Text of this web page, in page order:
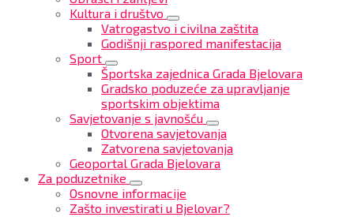
Kultura i društvo
Vatrogastvo i civilna zaštita
Godišnji raspored manifestacija
Sport
Športska zajednica Grada Bjelovara
Gradsko poduzeće za upravljanje
sportskim objektima
Savjetovanje s javnošću
Otvorena savjetovanja
Zatvorena savjetovanja
Geoportal Grada Bjelovara
Za poduzetnike
Osnovne informacije
Zašto investirati u Bjelovar?